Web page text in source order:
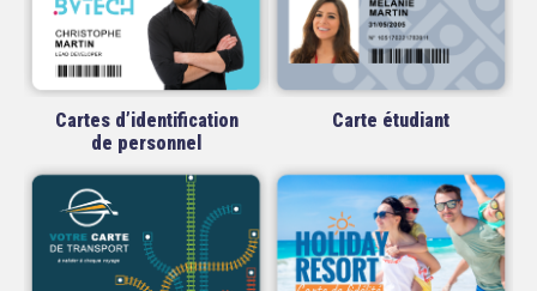
Cartes d’identification
de personnel
Carte étudiant